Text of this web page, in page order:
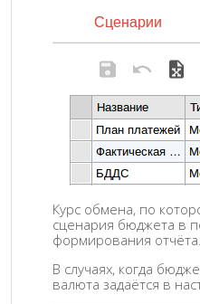
Курс обмена, по
сценария бюджета в
формирования
В случаях, когда
валюта задаётся в